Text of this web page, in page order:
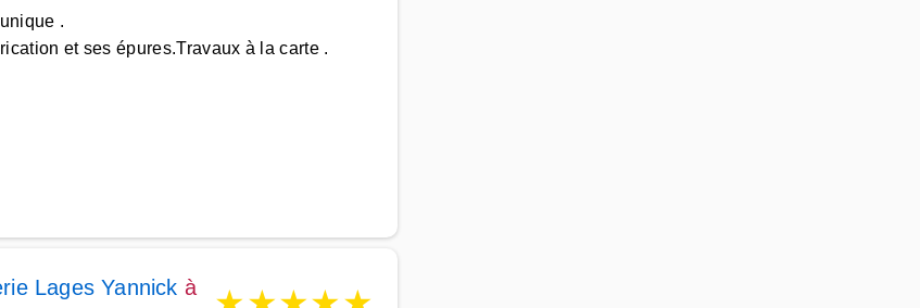
.
et ses épures.Travaux à la carte .
Lages Yannick à